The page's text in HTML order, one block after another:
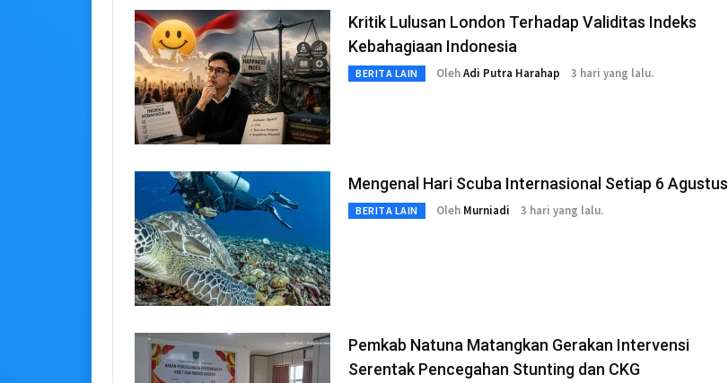
Kritik Lulusan London Terhadap Validitas Indeks
Kebahagiaan Indonesia
BERITA LAIN OlehAdi Putra Harahap 3 hari yang lalu.
Mengenal Hari Scuba Internasional Setiap 6 Agustus
BERITA LAIN Oleh Murniadi 3 hari yang lalu.
Pemkab Natuna Matangkan Gerakan Intervensi
Serentak Pencegahan Stunting dan CKG